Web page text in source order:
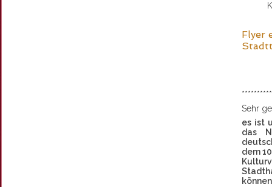
Flyer
Sehr
es ist
das
dem